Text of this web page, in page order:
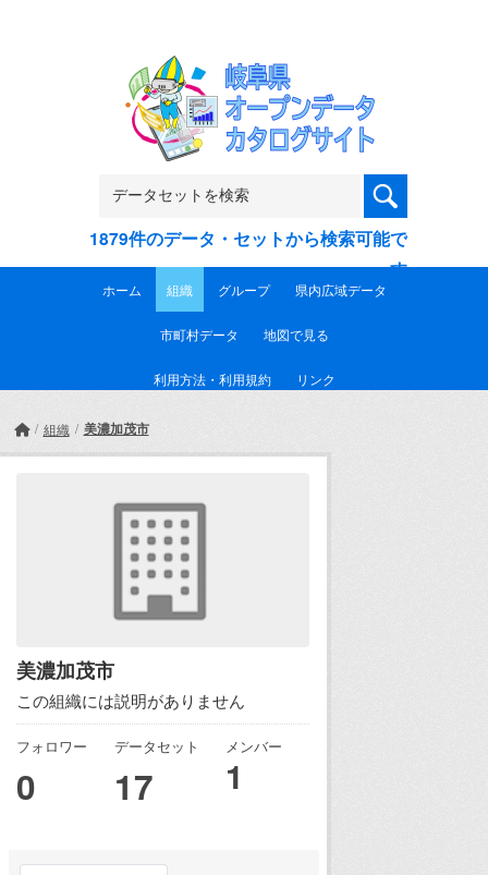
1879件のデータ・セットから検索可能で
す
ホーム 組織 グループ 県内広域データ
市町村データ 地図で見る
利用方法・利用規約 リンク
組織 美濃加茂市
美濃加茂市
この組織には説明がありません
フォロワー
0
データセット
17
メンバー
1